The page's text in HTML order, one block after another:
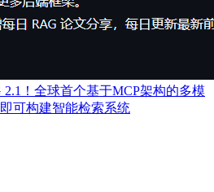
！全球首个基于MCP架构的多模
可构建智能检索系统